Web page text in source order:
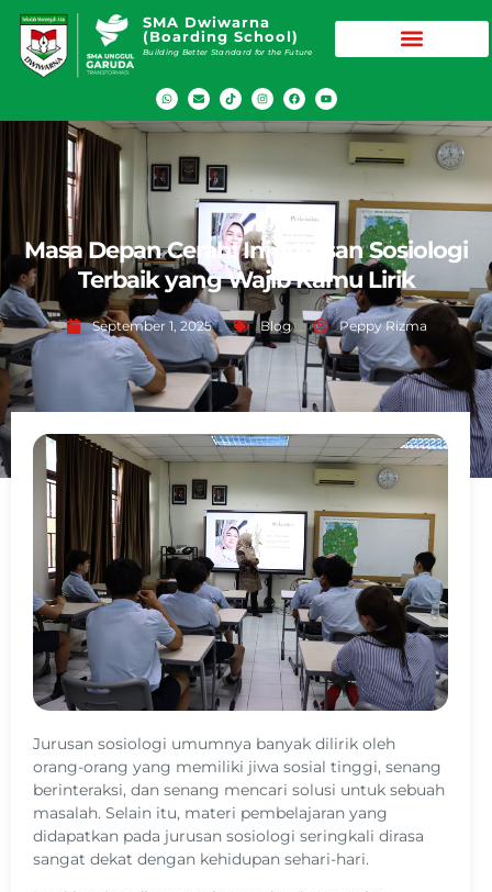
SMA Dwiwarna
(Boarding School)
Building Better Standard for the Future
Masa Depan Cerah! Ini Jurusan Sosiologi
Terbaik yang Wajib Kamu Lirik
September 1, 2025 Blog Peppy Rizma
Jurusan sosiologi umumnya banyak dilirik oleh
orang-orang yang memiliki jiwa sosial tinggi, senang
berinteraksi, dan senang mencari solusi untuk sebuah
masalah. Selain itu, materi pembelajaran yang
didapatkan pada jurusan sosiologi seringkali dirasa
sangat dekat dengan kehidupan sehari-hari.